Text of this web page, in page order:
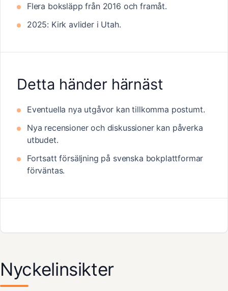
Flera boksläpp från 2016 och framåt.
2025: Kirk avlider i Utah.
Detta händer härnäst
Eventuella nya utgåvor kan tillkomma postumt.
Nya recensioner och diskussioner kan påverka
utbudet.
Fortsatt försäljning på svenska bokplattformar
förväntas.
Nyckelinsikter